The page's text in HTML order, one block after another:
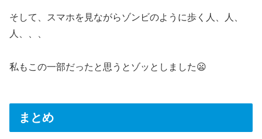
そして、スマホを見ながらゾンビのように歩く人、人、
人、、、
私もこの一部だったと思うとゾッとしました😦
まとめ